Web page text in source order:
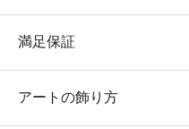
満足保証
アートの飾り方